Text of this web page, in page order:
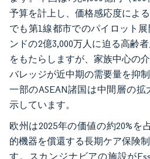
予算を計上し、価格感応度によ
でも第1線都市でのパイロット
ンドの2億3,000万人に迫る高齢
をもたらしますが、家族中心の
バレッジが近中期の需要量を抑
一部のASEAN諸国は中間層の
示しています。
欧州は2025年の価値の約20%を
的機器を償還する長期ケア保険
す。スカンジナビアの施設が